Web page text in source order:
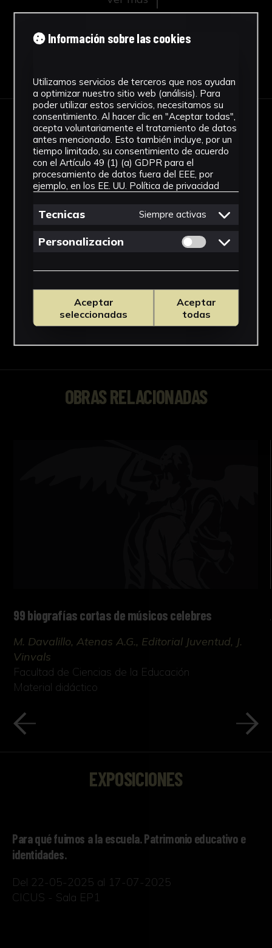
IMÁGENES
OBRAS RELACIONADAS
99 biografías cortas de músicos celebres
M. Davalillo, Atenas A.G., Editorial Juventud, J.
Vinvals
Facultad de Ciencias de la Educación
Material didáctico
EXPOSICIONES
Para qué fuimos a la escuela. Patrimonio educativo e
identidades.
Del 22-05-2025 al 17-07-2025
CICUS - Sala EP1
Información sobre las cookies
Utilizamos servicios de terceros que nos ayudan
a optimizar nuestro sitio web (análisis). Para
poder utilizar estos servicios, necesitamos su
consentimiento. Al hacer clic en "Aceptar todas",
acepta voluntariamente el tratamiento de datos
antes mencionado. Esto también incluye, por un
tiempo limitado, su consentimiento de acuerdo
con el Artículo 49 (1) (a) GDPR para el
procesamiento de datos fuera del EEE, por
ejemplo, en los EE. UU. Política de privacidad
Tecnicas Siempre activas
Personalizacion Permitir cookies
Aceptar
seleccionadas
Aceptar
todas